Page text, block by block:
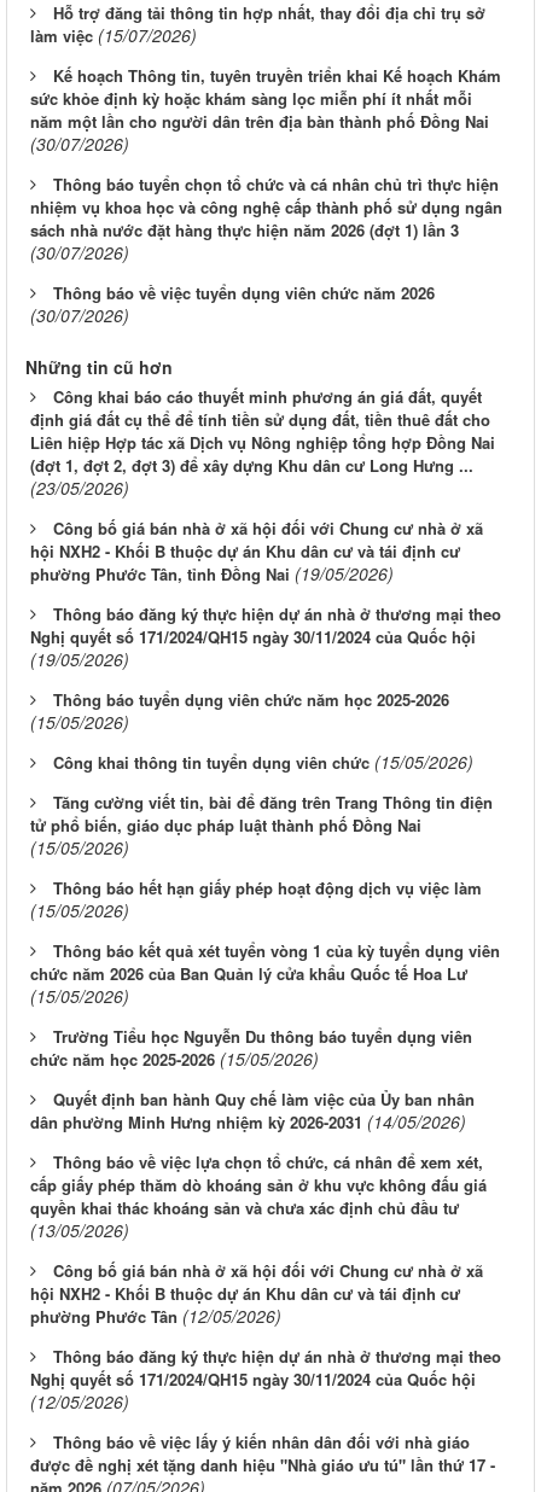
Hỗ trợ đăng tải thông tin hợp nhất, thay đổi địa chỉ trụ sở
làm việc (15/07/2026)
Kế hoạch Thông tin, tuyên truyền triển khai Kế hoạch Khám
sức khỏe định kỳ hoặc khám sàng lọc miễn phí ít nhất mỗi
năm một lần cho người dân trên địa bàn thành phố Đồng Nai
(30/07/2026)
Thông báo tuyển chọn tổ chức và cá nhân chủ trì thực hiện
nhiệm vụ khoa học và công nghệ cấp thành phố sử dụng ngân
sách nhà nước đặt hàng thực hiện năm 2026 (đợt 1) lần 3
(30/07/2026)
Thông báo về việc tuyển dụng viên chức năm 2026
(30/07/2026)
Những tin cũ hơn
Công khai báo cáo thuyết minh phương án giá đất, quyết
định giá đất cụ thể để tính tiền sử dụng đất, tiền thuê đất cho
Liên hiệp Hợp tác xã Dịch vụ Nông nghiệp tổng hợp Đồng Nai
(đợt 1, đợt 2, đợt 3) để xây dựng Khu dân cư Long Hưng ...
(23/05/2026)
Công bố giá bán nhà ở xã hội đối với Chung cư nhà ở xã
hội NXH2 - Khối B thuộc dự án Khu dân cư và tái định cư
phường Phước Tân, tỉnh Đồng Nai (19/05/2026)
Thông báo đăng ký thực hiện dự án nhà ở thương mại theo
Nghị quyết số 171/2024/QH15 ngày 30/11/2024 của Quốc hội
(19/05/2026)
Thông báo tuyển dụng viên chức năm học 2025-2026
(15/05/2026)
Công khai thông tin tuyển dụng viên chức (15/05/2026)
Tăng cường viết tin, bài để đăng trên Trang Thông tin điện
tử phổ biến, giáo dục pháp luật thành phố Đồng Nai
(15/05/2026)
Thông báo hết hạn giấy phép hoạt động dịch vụ việc làm
(15/05/2026)
Thông báo kết quả xét tuyển vòng 1 của kỳ tuyển dụng viên
chức năm 2026 của Ban Quản lý cửa khẩu Quốc tế Hoa Lư
(15/05/2026)
Trường Tiểu học Nguyễn Du thông báo tuyển dụng viên
chức năm học 2025-2026 (15/05/2026)
Quyết định ban hành Quy chế làm việc của Ủy ban nhân
dân phường Minh Hưng nhiệm kỳ 2026-2031 (14/05/2026)
Thông báo về việc lựa chọn tổ chức, cá nhân để xem xét,
cấp giấy phép thăm dò khoáng sản ở khu vực không đấu giá
quyền khai thác khoáng sản và chưa xác định chủ đầu tư
(13/05/2026)
Công bố giá bán nhà ở xã hội đối với Chung cư nhà ở xã
hội NXH2 - Khối B thuộc dự án Khu dân cư và tái định cư
phường Phước Tân (12/05/2026)
Thông báo đăng ký thực hiện dự án nhà ở thương mại theo
Nghị quyết số 171/2024/QH15 ngày 30/11/2024 của Quốc hội
(12/05/2026)
Thông báo về việc lấy ý kiến nhân dân đối với nhà giáo
được đề nghị xét tặng danh hiệu "Nhà giáo ưu tú" lần thứ 17 -